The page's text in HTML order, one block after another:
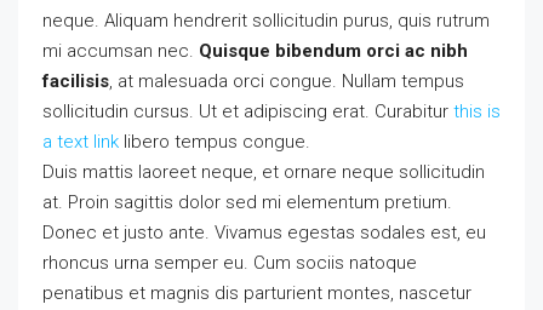
neque. Aliquam hendrerit sollicitudin purus, quis rutrum
mi accumsan nec. Quisque bibendum orci ac nibh
facilisis, at malesuada orci congue. Nullam tempus
sollicitudin cursus. Ut et adipiscing erat. Curabitur this is
a text link libero tempus congue.
Duis mattis laoreet neque, et ornare neque sollicitudin
at. Proin sagittis dolor sed mi elementum pretium.
Donec et justo ante. Vivamus egestas sodales est, eu
rhoncus urna semper eu. Cum sociis natoque
penatibus et magnis dis parturient montes, nascetur